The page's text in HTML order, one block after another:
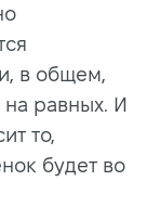
в общем,
равных. И
то,
будет во